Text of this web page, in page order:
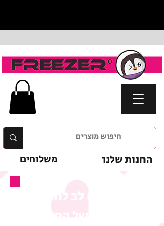
החנות שלנו משלוחים
המבצע של המוצר